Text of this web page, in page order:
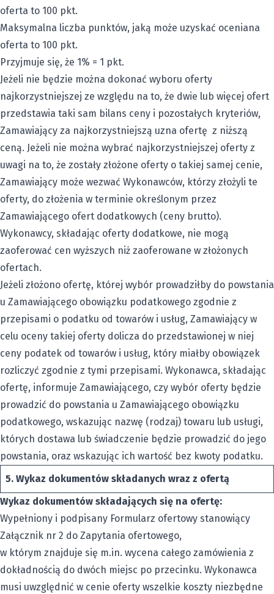
oferta to 100 pkt.
Maksymalna liczba punktów, jaką może uzyskać oceniana
oferta to 100 pkt.
Przyjmuje się, że 1% = 1 pkt.
Jeżeli nie będzie można dokonać wyboru oferty
najkorzystniejszej ze względu na to, że dwie lub więcej ofert
przedstawia taki sam bilans ceny i pozostałych kryteriów,
Zamawiający za najkorzystniejszą uzna ofertę z niższą
ceną. Jeżeli nie można wybrać najkorzystniejszej oferty z
uwagi na to, że zostały złożone oferty o takiej samej cenie,
Zamawiający może wezwać Wykonawców, którzy złożyli te
oferty, do złożenia w terminie określonym przez
Zamawiającego ofert dodatkowych (ceny brutto).
Wykonawcy, składając oferty dodatkowe, nie mogą
zaoferować cen wyższych niż zaoferowane w złożonych
ofertach.
Jeżeli złożono ofertę, której wybór prowadziłby do powstania
u Zamawiającego obowiązku podatkowego zgodnie z
przepisami o podatku od towarów i usług, Zamawiający w
celu oceny takiej oferty dolicza do przedstawionej w niej
ceny podatek od towarów i usług, który miałby obowiązek
rozliczyć zgodnie z tymi przepisami. Wykonawca, składając
ofertę, informuje Zamawiającego, czy wybór oferty będzie
prowadzić do powstania u Zamawiającego obowiązku
podatkowego, wskazując nazwę (rodzaj) towaru lub usługi,
których dostawa lub świadczenie będzie prowadzić do jego
powstania, oraz wskazując ich wartość bez kwoty podatku.
5. Wykaz dokumentów składanych wraz z ofertą
Wykaz dokumentów składających się na ofertę:
Wypełniony i podpisany Formularz ofertowy stanowiący
Załącznik nr 2 do Zapytania ofertowego,
w którym znajduje się m.in. wycena całego zamówienia z
dokładnością do dwóch miejsc po przecinku. Wykonawca
musi uwzględnić w cenie oferty wszelkie koszty niezbędne